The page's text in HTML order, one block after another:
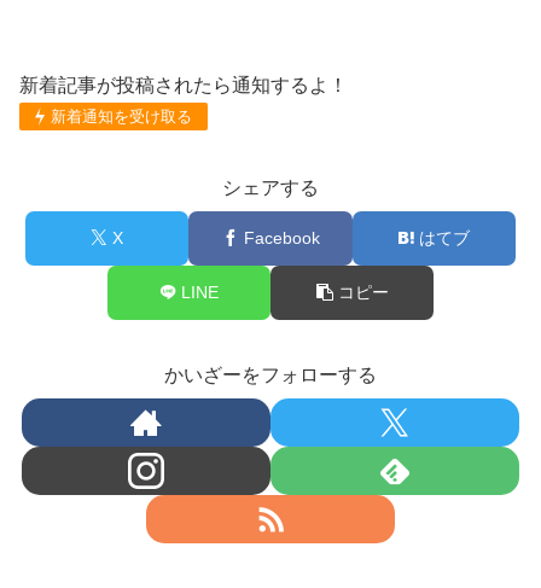
新着記事が投稿されたら通知するよ！
新着通知を受け取る
シェアする
X Facebook はてブ
LINE コピー
かいざーをフォローする